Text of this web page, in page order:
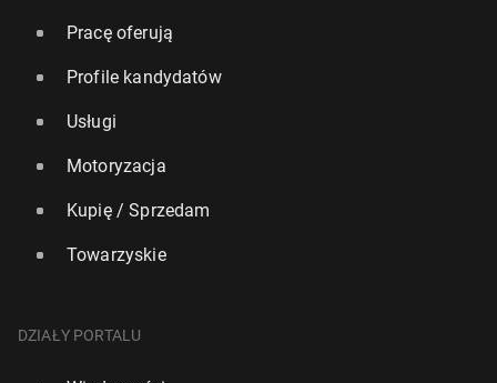
Pracę oferują
Profile kandydatów
Usługi
Motoryzacja
Kupię / Sprzedam
Towarzyskie
DZIAŁY PORTALU